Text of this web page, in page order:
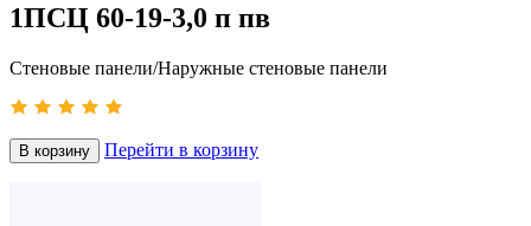
1ПСЦ 60-19-3,0 п пв
Стеновые панели/Наружные стеновые панели
В корзину Перейти в корзину